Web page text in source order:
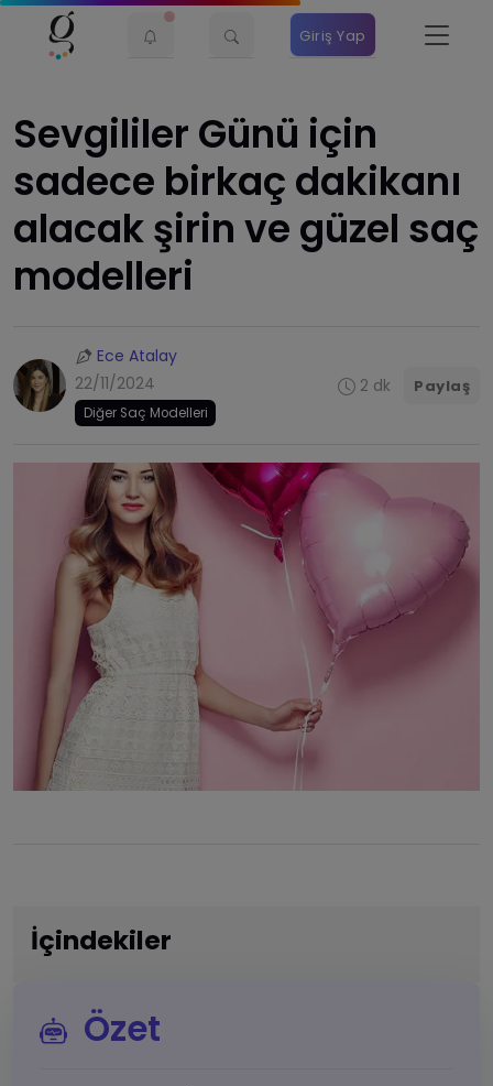
Giriş Yap
Sevgililer Günü için
sadece birkaç dakikanı
alacak şirin ve güzel saç
modelleri
Ece Atalay
22/11/2024
Diğer Saç Modelleri
2 dk Paylaş
İçindekiler
Özet